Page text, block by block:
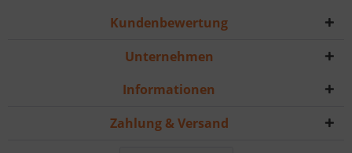
Kundenbewertung
Unternehmen
Informationen
Zahlung & Versand